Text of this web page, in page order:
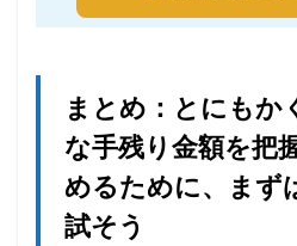
まとめ：とにもか
な手残り金額を把
めるために、まず
試そう